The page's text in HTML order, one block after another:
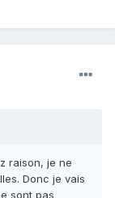
raison, je ne
Donc je vais
sont pas